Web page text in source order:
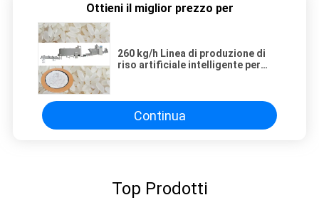
Ottieni il miglior prezzo per
260 kg/h Linea di produzione di
riso artificiale intelligente per
Continua
Top Prodotti